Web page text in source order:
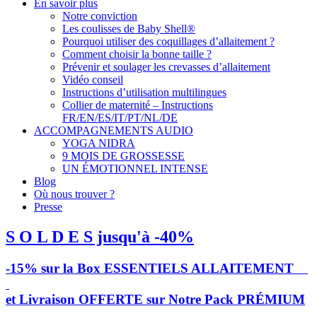
En savoir plus
Notre conviction
Les coulisses de Baby Shell®
Pourquoi utiliser des coquillages d’allaitement ?
Comment choisir la bonne taille ?
Prévenir et soulager les crevasses d’allaitement
Vidéo conseil
Instructions d’utilisation multilingues
Collier de maternité – Instructions
FR/EN/ES/IT/PT/NL/DE
ACCOMPAGNEMENTS AUDIO
YOGA NIDRA
9 MOIS DE GROSSESSE
UN ÉMOTIONNEL INTENSE
Blog
Où nous trouver ?
Presse
S O L D E S jusqu'à -40%
-15% sur la Box ESSENTIELS ALLAITEMENT
et Livraison OFFERTE sur Notre Pack PRÉMIUM